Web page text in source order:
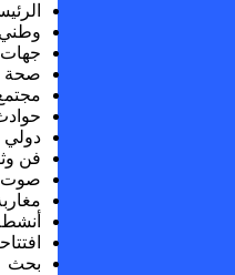
وطني
جهات
صحة
دولي
فن
صوت
بحث